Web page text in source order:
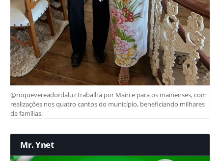
@roquevereadordaluz trabalha por Mairi e para os mairienses, com
realizações nos quatro cantos do município, beneficiando milhares
de famílias.
Mr. Ynet